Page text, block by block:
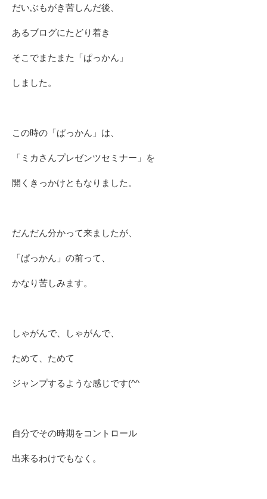
だいぶもがき苦しんだ後、
あるブログにたどり着き
そこでまたまた「ぱっかん」
しました。
この時の「ぱっかん」は、
「ミカさんプレゼンツセミナー」を
開くきっかけともなりました。
だんだん分かって来ましたが、
「ぱっかん」の前って、
かなり苦しみます。
しゃがんで、しゃがんで、
ためて、ためて
ジャンプするような感じです(^^ゞ
自分でその時期をコントロール
出来るわけでもなく。